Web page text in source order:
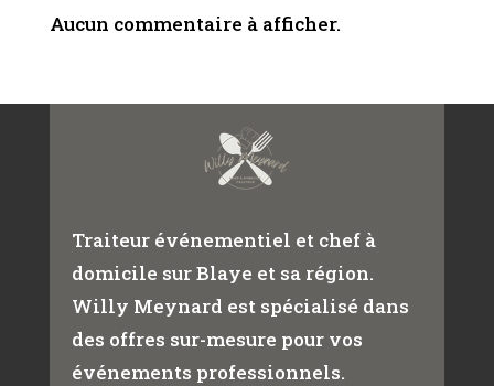
Aucun commentaire à afficher.
Traiteur événementiel et chef à
domicile sur Blaye et sa région.
Willy Meynard est spécialisé dans
des offres sur-mesure pour vos
événements professionnels.